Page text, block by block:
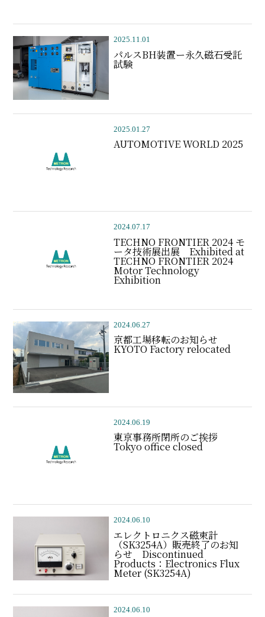
2025.11.01
パルスBH装置ー永久磁石受託
試験
2025.01.27
AUTOMOTIVE WORLD 2025
2024.07.17
TECHNO FRONTIER 2024 モ
ータ技術展出展 Exhibited at
TECHNO FRONTIER 2024
Motor Technology
Exhibition
2024.06.27
京都工場移転のお知らせ
KYOTO Factory relocated
2024.06.19
東京事務所閉所のご挨拶
Tokyo office closed
2024.06.10
エレクトロニクス磁束計
（SK3254A）販売終了のお知
らせ Discontinued
Products：Electronics Flux
Meter (SK3254A)
2024.06.10